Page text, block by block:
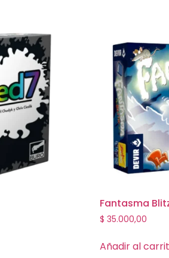
Fantasma
$ 35.000,00
Añadir al